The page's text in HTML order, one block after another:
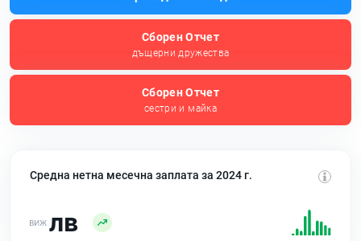
Сборен Отчет
дъщерни дружества
Сборен Отчет
сестри и майка
Средна нетна месечна заплата за 2024 г.
лв